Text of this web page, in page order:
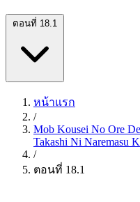
ตอนที่ 18.1
หน้าแรก
/
Mob Kousei No Ore
Takashi Ni Naremasu
/
ตอนที่ 18.1